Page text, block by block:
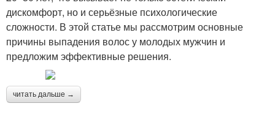
дискомфорт, но и серьёзные психологические
сложности. В этой статье мы рассмотрим основные
причины выпадения волос у молодых мужчин и
предложим эффективные решения.
читать дальше →